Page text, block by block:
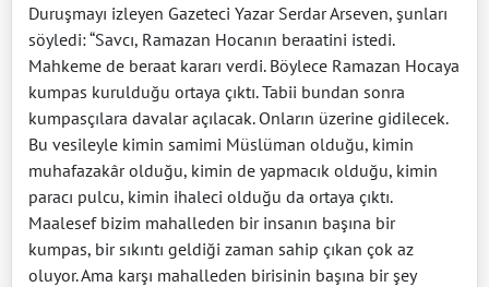
Duruşmayı izleyen Gazeteci Yazar Serdar Arseven, şunları
söyledi: “Savcı, Ramazan Hocanın beraatini istedi.
Mahkeme de beraat kararı verdi. Böylece Ramazan Hocaya
kumpas kurulduğu ortaya çıktı. Tabii bundan sonra
kumpasçılara davalar açılacak. Onların üzerine gidilecek.
Bu vesileyle kimin samimi Müslüman olduğu, kimin
muhafazakâr olduğu, kimin de yapmacık olduğu, kimin
paracı pulcu, kimin ihaleci olduğu da ortaya çıktı.
Maalesef bizim mahalleden bir insanın başına bir
kumpas, bir sıkıntı geldiği zaman sahip çıkan çok az
oluyor. Ama karşı mahalleden birisinin başına bir şey